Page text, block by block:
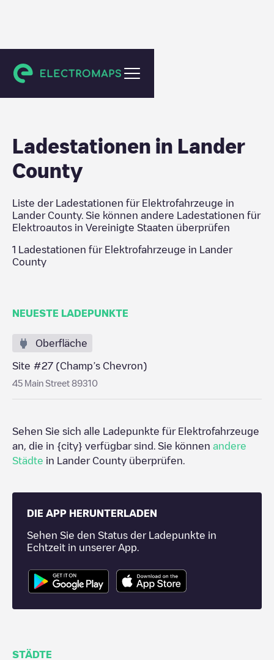
Vereinigte Staaten
Ladestationen in Lander
County
Liste der Ladestationen für Elektrofahrzeuge in
Lander County. Sie können andere Ladestationen für
Elektroautos in Vereinigte Staaten überprüfen
1 Ladestationen für Elektrofahrzeuge in
Lander
County
NEUESTE LADEPUNKTE
Oberfläche
Site #27 (Champ’s Chevron)
45 Main Street 89310
Sehen Sie sich alle Ladepunkte für Elektrofahrzeuge
an, die in {city} verfügbar sind. Sie können andere
Städte in Lander County überprüfen.
DIE APP HERUNTERLADEN
Sehen Sie den Status der Ladepunkte in
Echtzeit in unserer App.
STÄDTE